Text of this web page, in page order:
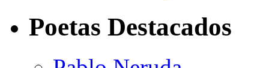
Poetas Destacados